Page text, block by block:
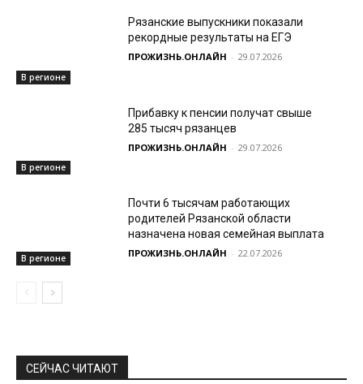
В регионе
Рязанские выпускники показали
рекордные результаты на ЕГЭ
ПРОЖИЗНЬ.ОНЛАЙН - 29.07.2026
В регионе
Прибавку к пенсии получат свыше
285 тысяч рязанцев
ПРОЖИЗНЬ.ОНЛАЙН - 29.07.2026
В регионе
Почти 6 тысячам работающих
родителей Рязанской области
назначена новая семейная выплата
ПРОЖИЗНЬ.ОНЛАЙН - 22.07.2026
СЕЙЧАС ЧИТАЮТ